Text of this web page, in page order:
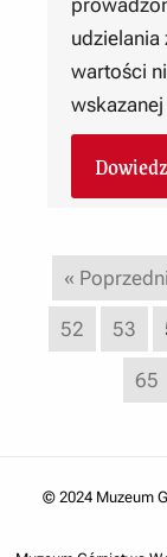
wartości
«
52 53
65
© 2024 Muzeum